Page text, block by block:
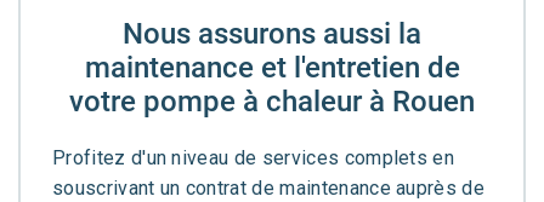
Nous assurons aussi la
maintenance et l'entretien de
votre pompe à chaleur à Rouen
Profitez d'un niveau de services complets en
souscrivant un contrat de maintenance auprès de